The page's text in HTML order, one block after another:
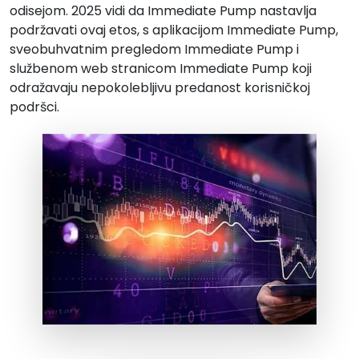
odisejom. 2025 vidi da Immediate Pump nastavlja
podržavati ovaj etos, s aplikacijom Immediate Pump,
sveobuhvatnim pregledom Immediate Pump i
službenom web stranicom Immediate Pump koji
odražavaju nepokolebljivu predanost korisničkoj
podršci.